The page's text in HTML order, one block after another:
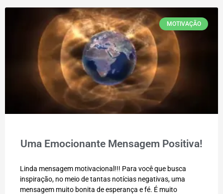
MOTIVAÇÃO
Uma Emocionante Mensagem Positiva!
Linda mensagem motivacional!!! Para você que busca
inspiração, no meio de tantas notícias negativas, uma
mensagem muito bonita de esperança e fé. É muito